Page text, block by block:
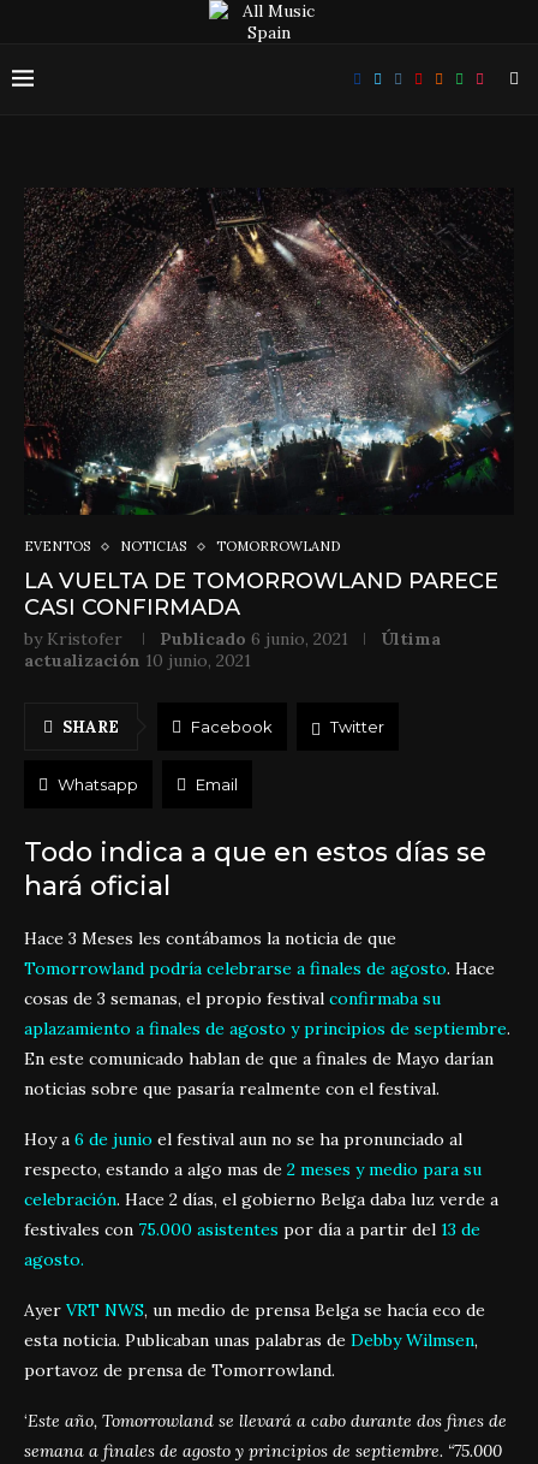
EVENTOS NOTICIAS TOMORROWLAND
LA VUELTA DE TOMORROWLAND PARECE
CASI CONFIRMADA
by Kristofer Publicado 6 junio, 2021
Última
actualización 10 junio, 2021
SHARE Facebook Twitter
Whatsapp Email
Todo indica a que en estos días se
hará oficial
Hace 3 Meses les contábamos la noticia de que
Tomorrowland podría celebrarse a finales de agosto. Hace
cosas de 3 semanas, el propio festival confirmaba su
aplazamiento a finales de agosto y principios de septiembre.
En este comunicado hablan de que a finales de Mayo darían
noticias sobre que pasaría realmente con el festival.
Hoy a 6 de junio el festival aun no se ha pronunciado al
respecto, estando a algo mas de 2 meses y medio para su
celebración. Hace 2 días, el gobierno Belga daba luz verde a
festivales con 75.000 asistentes por día a partir del 13 de
agosto.
Ayer VRT NWS, un medio de prensa Belga se hacía eco de
esta noticia. Publicaban unas palabras de Debby Wilmsen,
portavoz de prensa de Tomorrowland.
‘Este año, Tomorrowland se llevará a cabo durante dos fines de
semana a finales de agosto y principios de septiembre. “75.000